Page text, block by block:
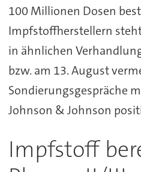
100 Millionen Dosen
Impfstoffherstellern
in ähnlichen
bzw. am 13. August
Sondierungsgespräche
Johnson & Johnson
Impfstoff